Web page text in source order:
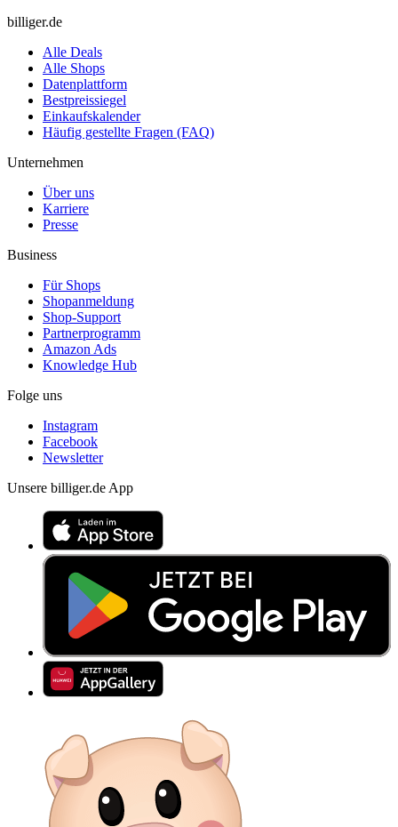
billiger.de
Alle Deals
Alle Shops
Datenplattform
Bestpreissiegel
Einkaufskalender
Häufig gestellte Fragen (FAQ)
Unternehmen
Über uns
Karriere
Presse
Business
Für Shops
Shopanmeldung
Shop-Support
Partnerprogramm
Amazon Ads
Knowledge Hub
Folge uns
Instagram
Facebook
Newsletter
Unsere billiger.de App